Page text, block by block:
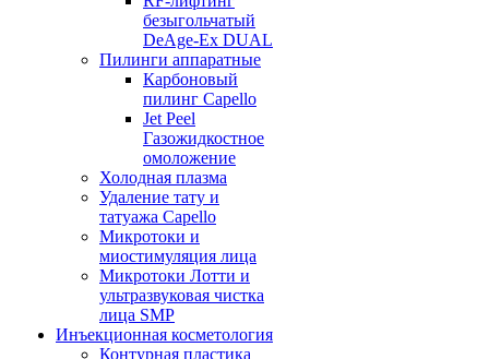
безыгольчатый
DeAge-Ex DUAL
Пилинги аппаратные
Карбоновый
пилинг Capello
Jet Peel
Газожидкостное
омоложение
Холодная плазма
Удаление тату и
татуажа Capello
Микротоки и
миостимуляция лица
Микротоки Лотти и
ультразвуковая чистка
лица SMP
Инъекционная косметология
Контурная пластика